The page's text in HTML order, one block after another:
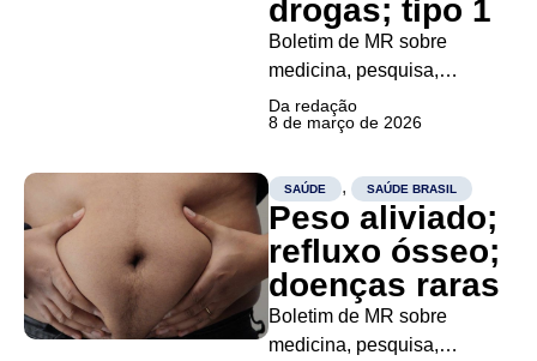
concentrado
principalmente...
drogas; tipo 1
Boletim de MR sobre
medicina, pesquisa,
inovação, saúde mental,
negócios e políticas
para curar o diabetes tipo 1
Pesquisadores da Medical
University of South Carolina
(Musc) anunciaram um
plano ousado para curar o
diabetes tipo 1,...
Da redação
8 de março de 2026
SAÚDE , SAÚDE BRASIL
Peso aliviado;
refluxo ósseo;
doenças raras
Boletim de MR sobre
medicina, pesquisa,